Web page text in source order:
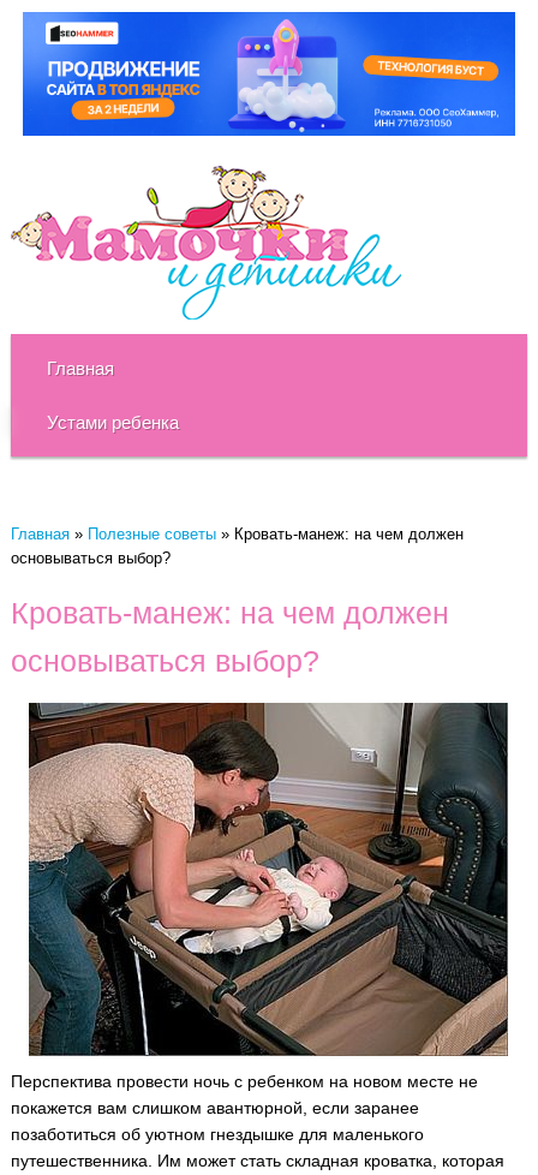
Главная
Устами ребенка
Главная» Полезные советы» Кровать-манеж: на чем должен
основываться выбор?
Кровать-манеж: на чем должен
основываться выбор?
Перспектива провести ночь с ребенком на новом месте не
покажется вам слишком авантюрной, если заранее
позаботиться об уютном гнездышке для маленького
путешественника. Им может стать складная кроватка, которая